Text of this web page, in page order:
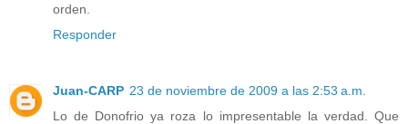
orden.
Responder
Juan-CARP 23 de noviembre de 2009 a las 2:53 a.m.
Lo de Donofrio ya roza lo impresentable la verdad. Que